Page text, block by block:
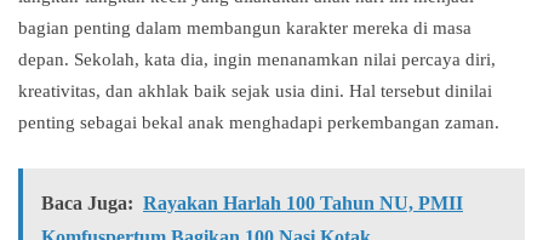
bagian penting dalam membangun karakter mereka di masa
depan. Sekolah, kata dia, ingin menanamkan nilai percaya diri,
kreativitas, dan akhlak baik sejak usia dini. Hal tersebut dinilai
penting sebagai bekal anak menghadapi perkembangan zaman.
Baca Juga: Rayakan Harlah 100 Tahun NU, PMII